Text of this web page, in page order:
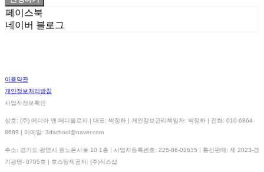
페이스북
네이버 블로그
이용약관
개인정보처리방침
사업자정보확인
상호: (주) 메디아 앤 메디올로지 | 대표: 박정하 | 개인정보관리책임자: 박정하 | 전화: 010-6864-
8689 | 이메일: 3dschool@naver.com
주소: 경기도 광명시 원노온사로 10 1층 | 사업자등록번호: 225-86-02635 | 통신판매: 제 2023-경
기광명- 0705호 | 호스팅제공자: (주)식스샵